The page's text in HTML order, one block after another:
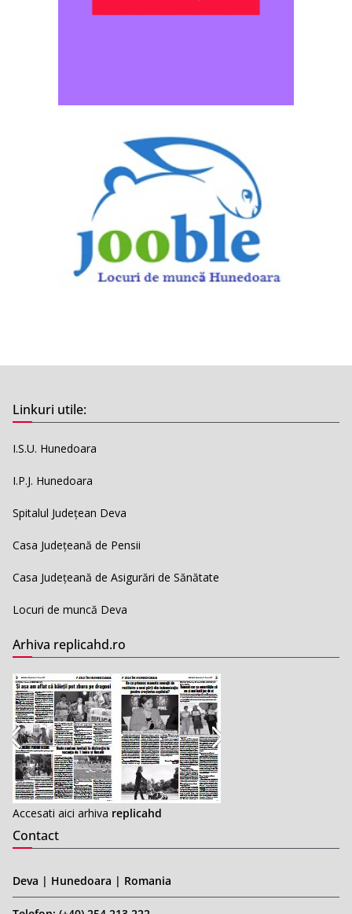
Linkuri utile:
I.S.U. Hunedoara
I.P.J. Hunedoara
Spitalul Județean Deva
Casa Județeană de Pensii
Casa Județeană de Asigurări de Sănătate
Locuri de muncă Deva
Arhiva replicahd.ro
Accesati aici arhiva replicahd
Contact
Deva | Hunedoara | Romania